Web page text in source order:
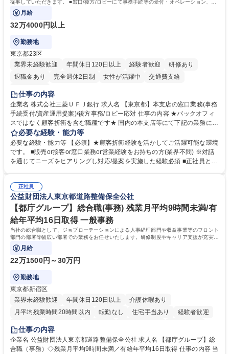
従事していただきます。 ■窓口/後方/ロビーにて事務手続等の受付・オペレーション、お
客様対応
月給
32万4000円以上
勤務地
東京都23区
業界未経験歓迎
年間休日120日以上 経験者歓迎
研修あり
退職金あり
完全週休2日制 女性が活躍中
交通費支給
土日祝休み
仕事の内容
企業名 株式会社三菱ＵＦＪ銀行 求人名 【東京都】本支店の窓口業務(事務
手続受付/資産運用提案)/後方事務/ロビー応対 仕事の内容 ★バックオフィ
スではなく顧客折衝を含む職種です★ 国内の本支店等にて下記の業務に従
事していただきます。 ■窓口/後方/ロビーにて事務手続等の受付・オペレ
ーション、お客様対応 ■窓口にて、ご来店された個人のお客様に対して金
融商品のご提案 ■効率的な事務運用の検討・構築等 ≪業務紹介：ご応募前
に必ずご覧ください≫ ※記事 https://www.mysite.bk.mufg.jp/career/circle/
必要な経験・能力等
必要な経験・能力等 【必須】★顧客折衝経験を活かしてご活躍可能な環境
です。 ■販売or接客or窓口業務or営業経験をお持ちの方(業界不問) ※対話
を通じてニーズをヒアリングし対応/提案を実施した経験必須 ■正社員とし
るので安心して入行いただけます。 幅広いキャリアの選択肢があり、公募
や社内副業等を活用し、 一人ひとりが挑戦できるカルチャーが浸透してい
ます。 学歴・資格 学歴：大学院 大学 高専 短大 専修学校 高校 語学力：
資格：
正社員
公益財団法人東京都道路整備保全公社
【都庁グループ】総合職(事務) 残業月平均9時間未満/有
給年平均16日取得 一般事務
当社の総合職として、ジョブローテーションによる人事経理部門や収益事業等のフロント
部門の部署等幅広い部署での業務をお任せいたします。研修制度やキャリア支援が充実し
ております！ ※下記業務詳細
月給
22万1500円～30万円
勤務地
東京都新宿区
業界未経験歓迎
年間休日120日以上
介護休暇あり
月平均残業時間20時間以内
転勤なし 住宅手当あり
経験者歓迎
研修あり
退職金あり
駅近5分以内
資格取得手当あり 食事補助あり
仕事の内容
企業名 公益財団法人東京都道路整備保全公社 求人名 【都庁グループ】総
合職（事務）◇残業月平均9時間未満／有給年平均16日取得 仕事の内容 当